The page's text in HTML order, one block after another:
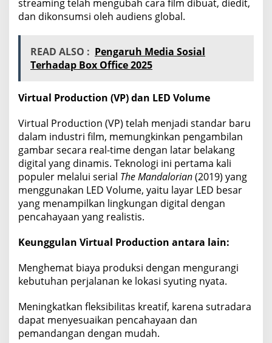
streaming telah mengubah cara film dibuat, diedit,
dan dikonsumsi oleh audiens global.
READ ALSO : Pengaruh Media Sosial
Terhadap Box Office 2025
Virtual Production (VP) dan LED Volume
Virtual Production (VP) telah menjadi standar baru
dalam industri film, memungkinkan pengambilan
gambar secara real-time dengan latar belakang
digital yang dinamis. Teknologi ini pertama kali
populer melalui serial The Mandalorian(2019) yang
menggunakan LED Volume, yaitu layar LED besar
yang menampilkan lingkungan digital dengan
pencahayaan yang realistis.
Keunggulan Virtual Production antara lain:
Menghemat biaya produksi dengan mengurangi
kebutuhan perjalanan ke lokasi syuting nyata.
Meningkatkan fleksibilitas kreatif, karena sutradara
dapat menyesuaikan pencahayaan dan
pemandangan dengan mudah.